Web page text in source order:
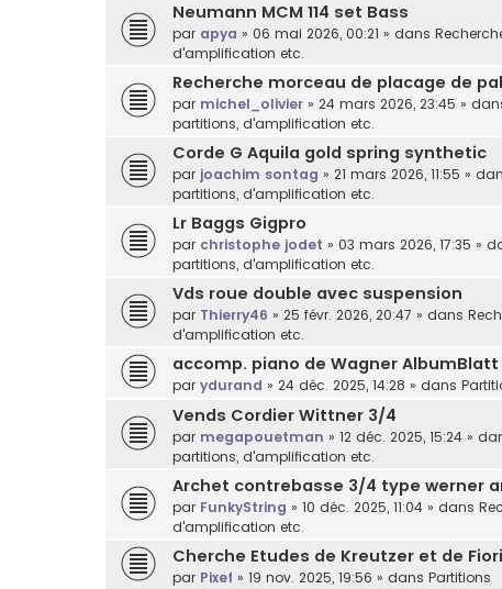
Neumann MCM 114 set Bass
par apya » 06 mai 2026, 00:21 » dans
d'amplification etc.
Recherche morceau de placage de
par michel_olivier » 24 mars 2026, 23:45 »
partitions, d'amplification etc.
Corde G Aquila gold spring synthetic
par joachim sontag » 21 mars 2026, 11:55 »
partitions, d'amplification etc.
Lr Baggs Gigpro
par christophe jodet » 03 mars 2026, 17:35 »
partitions, d'amplification etc.
Vds roue double avec suspension
par Thierry46 » 25 févr. 2026, 20:47 » dans
d'amplification etc.
accomp. piano de Wagner AlbumBlatt
par ydurand » 24 déc. 2025, 14:28 » dans
Vends Cordier Wittner 3/4
par megapouetman » 12 déc. 2025, 15:24 »
partitions, d'amplification etc.
Archet contrebasse 3/4 type werner
par FunkyString » 10 déc. 2025, 11:04 » dans
d'amplification etc.
Cherche Etudes de Kreutzer et de
par Pixef » 19 nov. 2025, 19:56 » dans Partitions